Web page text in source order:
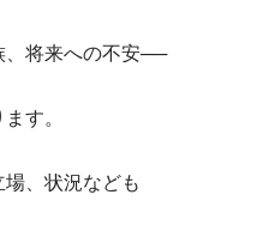
、将来への不安──
す。
、状況なども